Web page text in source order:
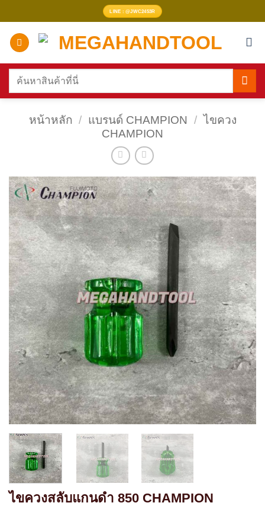
ไป
เนื้อหา
LINE : @JWC2453R
ค้นหา:
หน้าหลัก / แบรนด์ CHAMPION / ไขควง
CHAMPION
ไขควงสลับแกนดำ 850 CHAMPION